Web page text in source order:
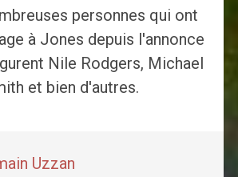
personnes qui ont
à Jones depuis l'annonce
Nile Rodgers, Michael
et bien d'autres.
Uzzan